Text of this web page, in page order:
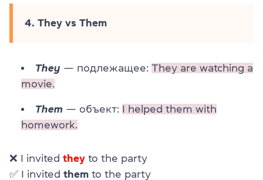
4. They vs Them
They — подлежащее: They are watching a
movie.
Them — объект: I helped them with
homework.
❌ I invited they to the party
✅ I invited them to the party